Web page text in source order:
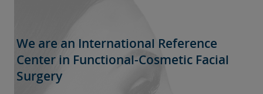
We are an International Reference
Center in Functional-Cosmetic Facial
Surgery